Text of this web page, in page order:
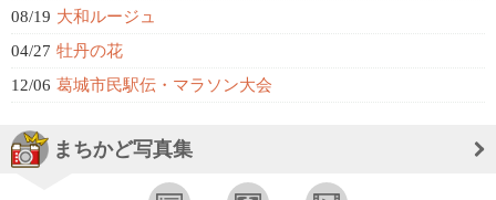
08/19 大和ルージュ
04/27 牡丹の花
12/06 葛城市民駅伝・マラソン大会
まちかど写真集